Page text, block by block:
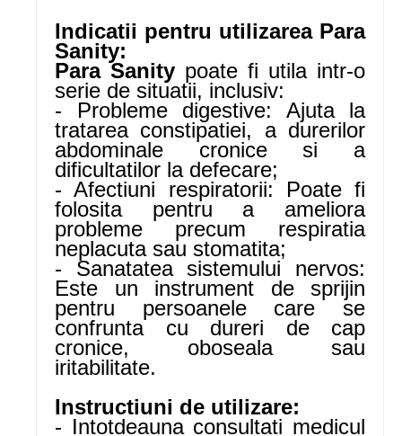
Indicatii pentru utilizarea Para
Sanity:
Para Sanity poate fi utila intr-o
serie de situatii, inclusiv:
- Probleme digestive: Ajuta la
tratarea constipatiei, a durerilor
abdominale cronice si a
dificultatilor la defecare;
- Afectiuni respiratorii: Poate fi
folosita pentru a ameliora
probleme precum respiratia
neplacuta sau stomatita;
- Sanatatea sistemului nervos:
Este un instrument de sprijin
pentru persoanele care se
confrunta cu dureri de cap
cronice, oboseala sau
iritabilitate.
Instructiuni de utilizare:
- Intotdeauna consultati medicul